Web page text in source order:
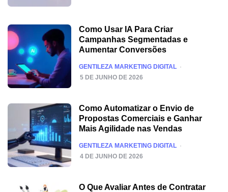
Como Usar IA Para Criar
Campanhas Segmentadas e
Aumentar Conversões
POSTED
GENTILEZA MARKETING DIGITAL
5 DE JUNHO DE 2026
Como Automatizar o Envio de
Propostas Comerciais e Ganhar
Mais Agilidade nas Vendas
POSTED
GENTILEZA MARKETING DIGITAL
4 DE JUNHO DE 2026
O Que Avaliar Antes de Contratar